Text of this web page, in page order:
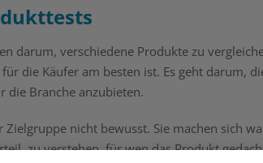
darum, verschiedene Produkte zu
die Käufer am besten ist. Es geht darum,
die Branche anzubieten.
nicht bewusst. Sie machen sich
zu verstehen, für wen das Produkt